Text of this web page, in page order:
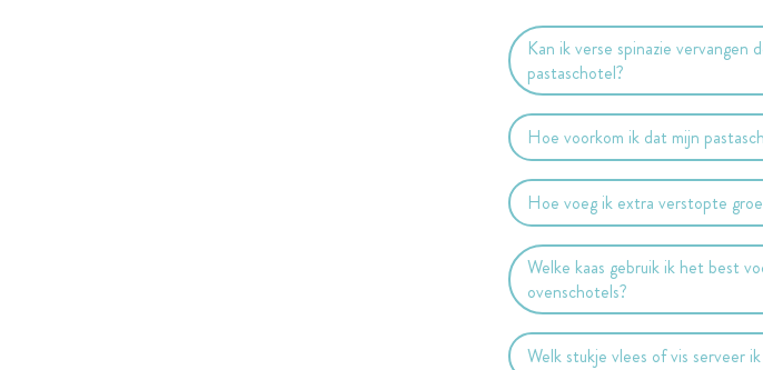
Kan ik verse spinazie vervangen
pastaschotel?
Hoe voorkom ik dat mijn
Hoe voeg ik extra verstopte
Welke kaas gebruik ik het best
ovenschotels?
Welk stukje vlees of vis serveer